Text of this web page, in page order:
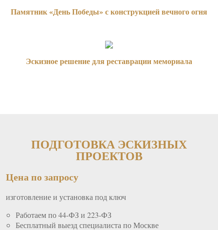
Памятник «День Победы» с конструкцией вечного огня
Эскизное решение для реставрации мемориала
ПОДГОТОВКА ЭСКИЗНЫХ
ПРОЕКТОВ
Цена по запросу
изготовление и установка под ключ
Работаем по 44-ФЗ и 223-ФЗ
Бесплатный выезд специалиста по Москве